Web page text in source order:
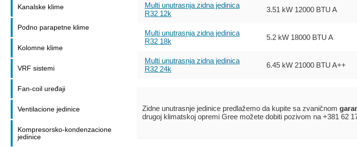
Multi unutrasnja zidna jedinica
R32 12k
3.51 kW 12000 BTU A
Multi unutrasnja zidna jedinica
R32 18k
5.2 kW 18000 BTU A
Multi unutrasnja zidna jedinica
R32 24k
6.45 kW 21000 BTU A++
Zidne unutrasnje jedinice predlažemo da kupite sa zvaničnom
drugoj klimatskoj opremi Gree možete dobiti pozivom na +381 62
Kanalske klime
Podno parapetne klime
Kolomne klime
VRF sistemi
Fan-coil uređaji
Ventilacione jedinice
Kompresorsko-kondenzacione
jedinice